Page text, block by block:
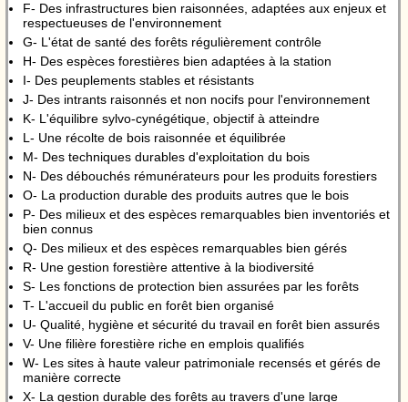
F- Des infrastructures bien raisonnées, adaptées aux enjeux et
respectueuses de l'environnement
G- L'état de santé des forêts régulièrement contrôle
H- Des espèces forestières bien adaptées à la station
I- Des peuplements stables et résistants
J- Des intrants raisonnés et non nocifs pour l'environnement
K- L'équilibre sylvo-cynégétique, objectif à atteindre
L- Une récolte de bois raisonnée et équilibrée
M- Des techniques durables d'exploitation du bois
N- Des débouchés rémunérateurs pour les produits forestiers
O- La production durable des produits autres que le bois
P- Des milieux et des espèces remarquables bien inventoriés et
bien connus
Q- Des milieux et des espèces remarquables bien gérés
R- Une gestion forestière attentive à la biodiversité
S- Les fonctions de protection bien assurées par les forêts
T- L'accueil du public en forêt bien organisé
U- Qualité, hygiène et sécurité du travail en forêt bien assurés
V- Une filière forestière riche en emplois qualifiés
W- Les sites à haute valeur patrimoniale recensés et gérés de
manière correcte
X- La gestion durable des forêts au travers d'une large